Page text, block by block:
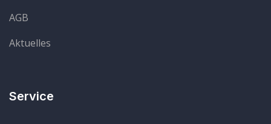
AGB
Aktuelles
Service